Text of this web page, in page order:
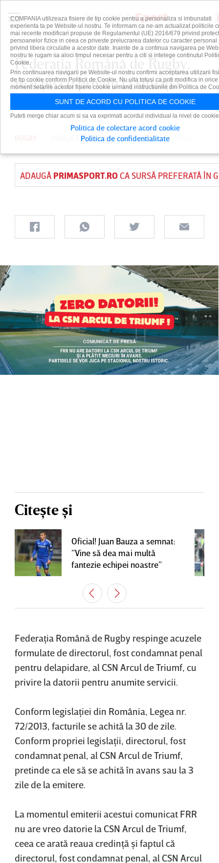
Federaţia Română de Rugby,
reacţie cu privire la situaţia
arenei ”Arcul de Triumf”
PUBLICAT DEDAIAN CUTUPE 21 OCT 2024
ADAUGĂ PRIMASPORT.ROCA SURSĂ PREFERATĂ ÎN
Citește și
Oficial! Juan Bauza a semnat:
”Vine să dea mai multă
fantezie echipei noastre”
Federaţia Română de Rugby respinge acuzele
formulate de directorul, fost condamnat penal
pentru delapidare, al CSN Arcul de Triumf, cu
privire la datorii pentru anumite servicii.
Conform legislaţiei din România, Legea nr.
72/2013, facturile se achită la 30 de zile.
Conform propriei legislaţii, directorul, fost
condamnat penal, al CSN Arcul de Triumf,
pretinde ca ele să se achită în avans sau la 3
zile de la emitere.
La momentul emiterii acestui comunicat FRR
nu are vreo datorie la CSN Arcul de Triumf,
ceea ce arată reaua credinţă şi faptul că
directorul, fost condamnat penal, al CSN Arcul
COMPANIA utilizeaza fisiere de tip cookie pentru a personaliza si imbunatati
experienta ta pe Website-ul nostru. Te informam ca ne-am actualizat politicile
mai recente modificari propuse de Regulamentul (UE) 2016/679 privind
persoanelor fizice in ceea ce priveste prelucrarea datelor cu caracter personal
privind libera circulatie a acestor date. Inainte de a continua navigarea pe
nostru te rugam sa aloci timpul necesar pentru a citi si intelege continutul
Cookie.
Prin continuarea navigarii pe Website-ul nostru confirmi acceptarea utilizarii
de tip cookie conform Politicii de Cookie. Nu uita totusi ca poti modifica in orice
moment setarile acestor fisiere cookie urmand instructiunile din Politica de
SUNT DE ACORD CU POLITICA DE COOKIE
Puteti merge chiar acum si sa va exprimati acordul individual la nivel de
Politica de colectare acord cookie
Politica de confidentialitate